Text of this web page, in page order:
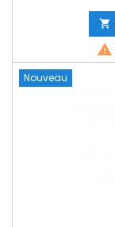


Nouveau